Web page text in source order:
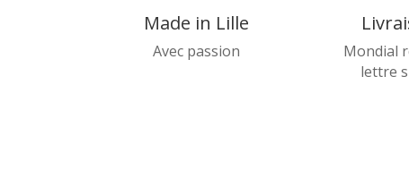
Made in Lille
Avec passion
Mondial
lettre